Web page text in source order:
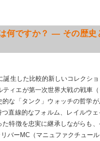
何ですか？ — その歴史
誕生した比較的新しいコレクシ
ィエが第一次世界大戦の戦車
な「タンク」ウォッチの哲学
直線的なフォルム、レイルウ
特徴を忠実に継承しながらも
バーMC（マニュファクチュー